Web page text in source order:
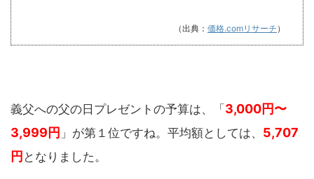
（出典： 価格.comリサーチ ）
義父への父の日プレゼントの予算は、「 3,000円〜
3,999円 」が第１位ですね。平均額としては、 5,707
円 となりました。